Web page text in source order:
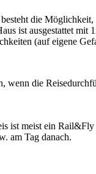
die Möglichkeit,
ist ausgestattet mit
(auf eigene
wenn die
ist meist ein
am Tag danach.